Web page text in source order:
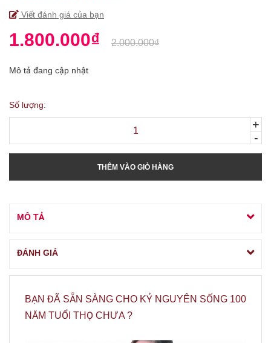
Viết đánh giá của bạn
1.800.000₫ 2.000.000₫
Mô tả đang cập nhật
Số lượng:
-
+
THÊM VÀO GIỎ HÀNG
MÔ TẢ
ĐÁNH GIÁ
BẠN ĐÃ SẴN SÀNG CHO KỶ NGUYÊN SỐNG 100
NĂM TUỔI THỌ CHƯA ?